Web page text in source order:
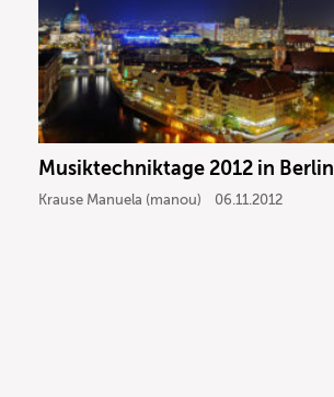
Musiktechniktage 2012 in Berlin
Krause Manuela (manou) 06.11.2012